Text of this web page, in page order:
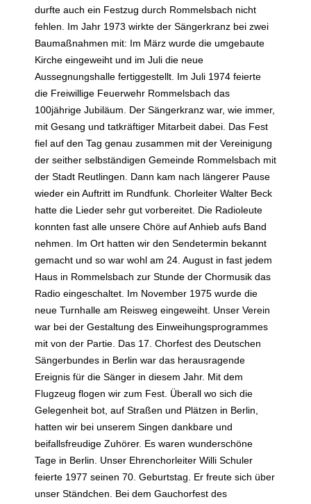
durfte auch ein Festzug durch Rommelsbach nicht
fehlen. Im Jahr 1973 wirkte der Sängerkranz bei zwei
Baumaßnahmen mit: Im März wurde die umgebaute
Kirche eingeweiht und im Juli die neue
Aussegnungshalle fertiggestellt. Im Juli 1974 feierte
die Freiwillige Feuerwehr Rommelsbach das
100jährige Jubiläum. Der Sängerkranz war, wie immer,
mit Gesang und tatkräftiger Mitarbeit dabei. Das Fest
fiel auf den Tag genau zusammen mit der Vereinigung
der seither selbständigen Gemeinde Rommelsbach mit
der Stadt Reutlingen. Dann kam nach längerer Pause
wieder ein Auftritt im Rundfunk. Chorleiter Walter Beck
hatte die Lieder sehr gut vorbereitet. Die Radioleute
konnten fast alle unsere Chöre auf Anhieb aufs Band
nehmen. Im Ort hatten wir den Sendetermin bekannt
gemacht und so war wohl am 24. August in fast jedem
Haus in Rommelsbach zur Stunde der Chormusik das
Radio eingeschaltet. Im November 1975 wurde die
neue Turnhalle am Reisweg eingeweiht. Unser Verein
war bei der Gestaltung des Einweihungsprogrammes
mit von der Partie. Das 17. Chorfest des Deutschen
Sängerbundes in Berlin war das herausragende
Ereignis für die Sänger in diesem Jahr. Mit dem
Flugzeug flogen wir zum Fest. Überall wo sich die
Gelegenheit bot, auf Straßen und Plätzen in Berlin,
hatten wir bei unserem Singen dankbare und
beifallsfreudige Zuhörer. Es waren wunderschöne
Tage in Berlin. Unser Ehrenchorleiter Willi Schuler
feierte 1977 seinen 70. Geburtstag. Er freute sich über
unser Ständchen. Bei dem Gauchorfest des